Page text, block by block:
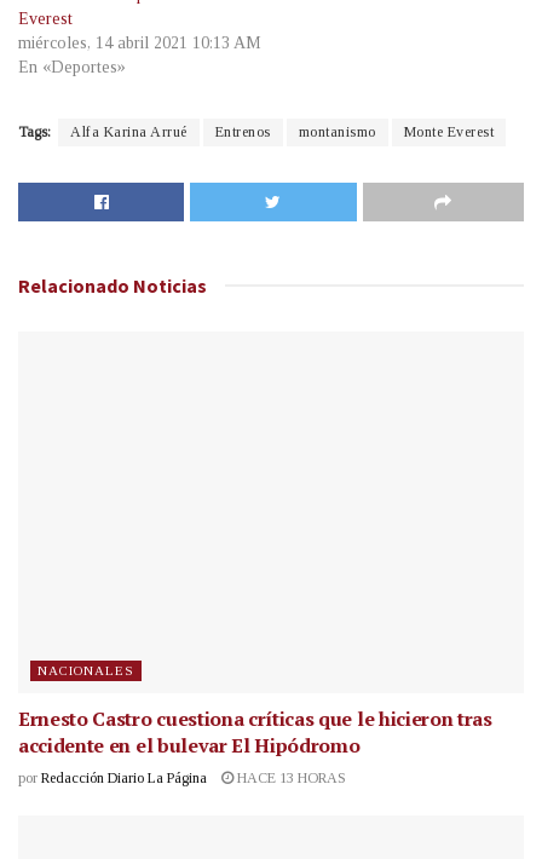
Everest
miércoles, 14 abril 2021 10:13 AM
En «Deportes»
Tags: Alfa Karina Arrué Entrenos montanismo Monte Everest
Relacionado Noticias
NACIONALES
Ernesto Castro cuestiona críticas que le hicieron tras
accidente en el bulevar El Hipódromo
por Redacción Diario La Página HACE 13 HORAS